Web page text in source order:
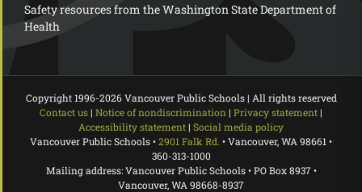
Safety resources from the Washington State Department of
Health
Copyright 1996-2026 Vancouver Public Schools | All rights reserved
Contact us| Notice of nondiscrimination | Privacy statement|
Accessibility statement| Social media policy
Vancouver Public Schools •2901 Falk Rd. • Vancouver, WA 98661 •
360-313-1000
Mailing address: Vancouver Public Schools • PO Box 8937 •
Vancouver, WA 98668-8937